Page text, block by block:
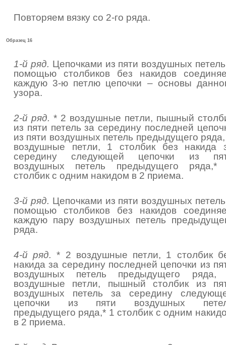
Повторяем вязку со 2-го ряда.
Образец 16
1-й ряд. Цепочками из пяти воздушных
помощью столбиков без накидов
каждую 3-ю петлю цепочки – основы
узора.
2-й ряд. * 2 воздушные петли, пышный
из пяти петель за середину последней
из пяти воздушных петель предыдущего
воздушные петли, 1 столбик без накида
середину следующей цепочки из
воздушных петель предыдущего ряда,*
столбик с одним накидом в 2 приема.
3-й ряд. Цепочками из пяти воздушных
помощью столбиков без накидов
каждую пару воздушных петель
ряда.
4-й ряд. * 2 воздушные петли, 1 столбик
накида за середину последней цепочки из
воздушных петель предыдущего ряда,
воздушные петли, пышный столбик из
воздушных петель за середину
цепочки из пяти воздушных
предыдущего ряда,* 1 столбик с одним
в 2 приема.